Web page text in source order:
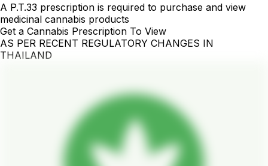
A P.T.33 prescription is required to purchase and view
medicinal cannabis products
Get a Cannabis Prescription To View
AS PER RECENT REGULATORY CHANGES IN
THAILAND